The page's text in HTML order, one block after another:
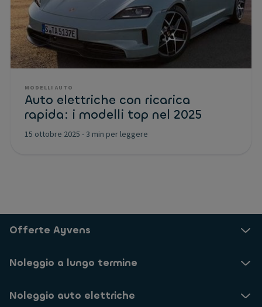
MODELLI AUTO
Auto elettriche con ricarica
rapida: i modelli top nel 2025
15 ottobre 2025 -3 min per leggere
Offerte Ayvens
Noleggio a lungo termine
Noleggio auto elettriche